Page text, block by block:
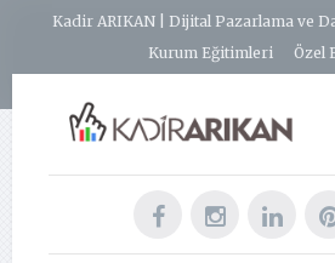
Kadir ARIKAN | Dijital Pazarlama ve
Kurum Eğitimleri
Özel